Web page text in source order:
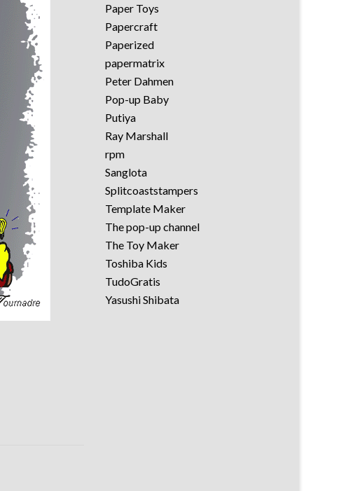
Paper Toys
Papercraft
Paperized
papermatrix
Peter Dahmen
Pop-up Baby
Putiya
Ray Marshall
rpm
Sanglota
Splitcoaststampers
Template Maker
The pop-up channel
The Toy Maker
Toshiba Kids
TudoGratis
Yasushi Shibata